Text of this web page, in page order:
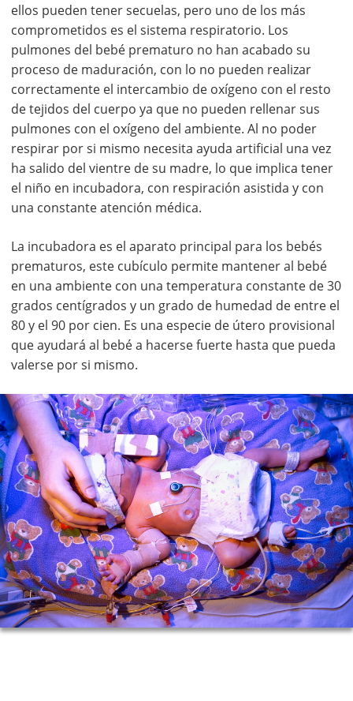
ellos pueden tener secuelas, pero uno de los más
comprometidos es el sistema respiratorio. Los
pulmones del bebé prematuro no han acabado su
proceso de maduración, con lo no pueden realizar
correctamente el intercambio de oxígeno con el resto
de tejidos del cuerpo ya que no pueden rellenar sus
pulmones con el oxígeno del ambiente. Al no poder
respirar por si mismo necesita ayuda artificial una vez
ha salido del vientre de su madre, lo que implica tener
el niño en incubadora, con respiración asistida y con
una constante atención médica.
La incubadora es el aparato principal para los bebés
prematuros, este cubículo permite mantener al bebé
en una ambiente con una temperatura constante de 30
grados centígrados y un grado de humedad de entre el
80 y el 90 por cien. Es una especie de útero provisional
que ayudará al bebé a hacerse fuerte hasta que pueda
valerse por si mismo.